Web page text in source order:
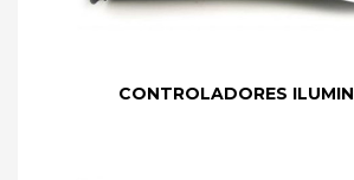
CONTROLADORES